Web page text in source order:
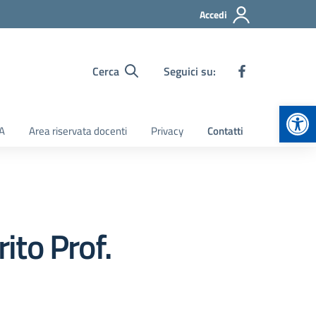
Accedi
Cerca Seguici su:
Area riservata docenti Privacy Contatti
Prof.